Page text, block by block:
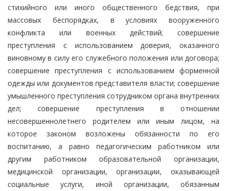
стихийного или иного общественного бедствия, при
массовых беспорядках, в условиях вооруженного
конфликта или военных действий; совершение
преступления с использованием доверия, оказанного
виновному в силу его служебного положения или договора;
совершение преступления с использованием форменной
одежды или документов представителя власти; совершение
умышленного преступления сотрудником органа внутренних
дел; совершение преступления в отношении
несовершеннолетнего родителем или иным лицом, на
которое законом возложены обязанности по его
воспитанию, а равно педагогическим работником или
другим работником образовательной организации,
медицинской организации, организации, оказывающей
социальные услуги, иной организации, обязанным